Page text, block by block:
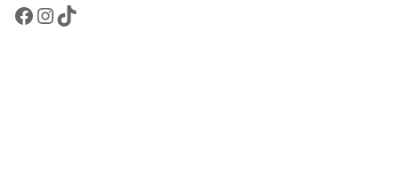
Facebook
Instagram
TikTok